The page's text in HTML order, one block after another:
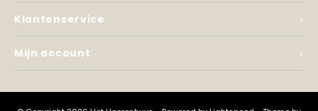
Klantenservice
Mijn account